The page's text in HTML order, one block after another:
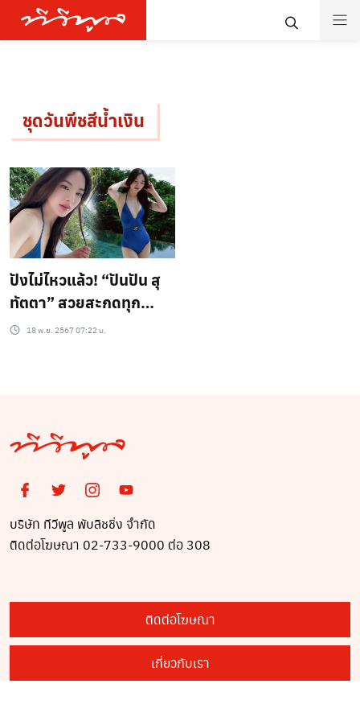
ชุดวันพีชสีน้ำเงิน
ปังไม่ไหวแล้ว! “ปันปัน สุ
ทัตตา” สวยสะกดทุก
สายตา ในชุดวันพีช
18 พ.ย. 2567 07:22 น.
บริษัท ทีวีพูล พับลิชชิ่ง จำกัด
ติดต่อโฆษณา 02-733-9000 ต่อ 308
ติดต่อโฆษณา
เกี่ยวกับเรา